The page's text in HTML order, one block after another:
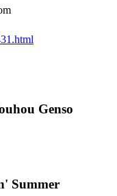
Genso
Summer